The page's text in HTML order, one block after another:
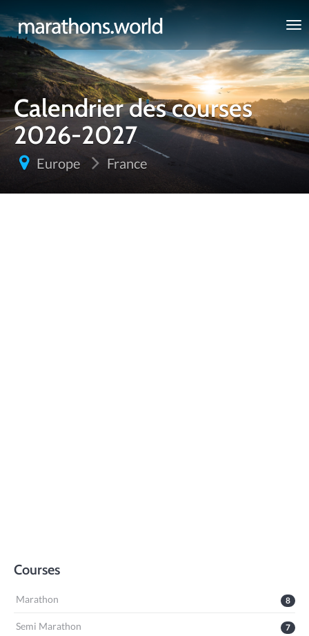
marathons.world
Calendrier des courses
2026-2027
Europe France
Courses
8
Marathon
7
Semi Marathon